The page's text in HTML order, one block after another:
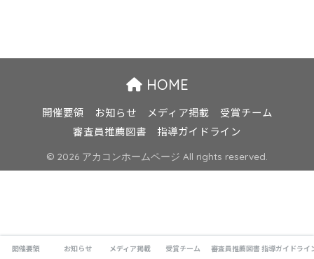
HOME
開催要領 お知らせ メディア掲載
受賞チーム
審査員推薦図書
指導ガイドライン
© 2026 アカコンホームページ All rights reserved.
開催要領 お知らせ メディア掲載 受賞チーム 審査員推薦図書 指導ガイドライ